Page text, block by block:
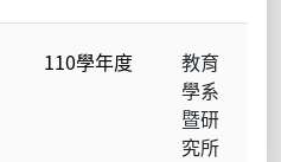
110學年度
教育
學系
暨研
究所